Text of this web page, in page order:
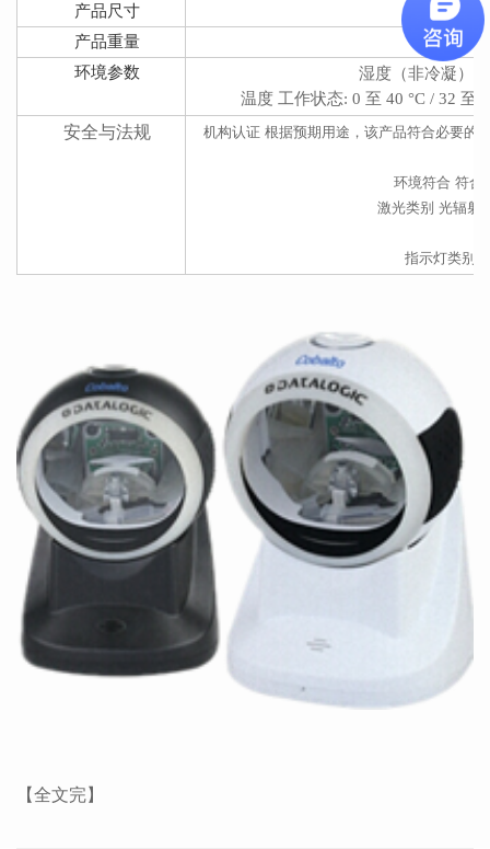
产品尺寸
9.9 x
产品重量
环境参数
湿度（非冷凝）
温度 工作状态: 0 至 40 °C / 32 至
安全与法规
机构认证 根据预期用途，该产品符合必要的
环境符合 符合
激光类别 光辐射
指示灯类别
【全文完】